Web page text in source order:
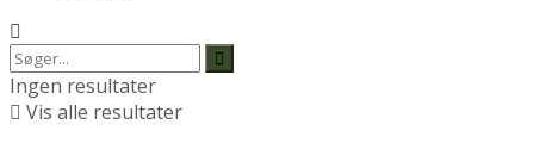
Ingen resultater
Vis alle resultater